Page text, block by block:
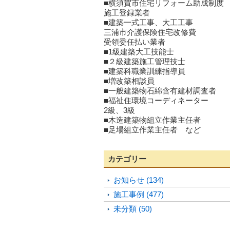
■横須賀市住宅リフォーム助成制度
施工登録業者
■建築一式工事、大工工事
三浦市介護保険住宅改修費
受領委任払い業者
■1級建築大工技能士
■２級建築施工管理技士
■建築科職業訓練指導員
■増改築相談員
■一般建築物石綿含有建材調査者
■福祉住環境コーディネーター
2級、3級
■木造建築物組立作業主任者
■足場組立作業主任者 など
カテゴリー
お知らせ (134)
施工事例 (477)
未分類 (50)